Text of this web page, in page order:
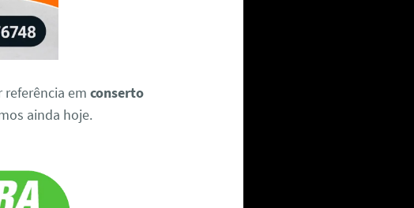
referência emconserto
ainda hoje.